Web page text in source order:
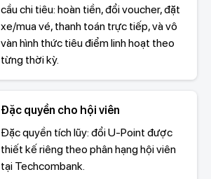
cầu chi tiêu: hoàn tiền, đổi voucher, đặt
xe/mua vé, thanh toán trực tiếp, và vô
vàn hình thức tiêu điểm linh hoạt theo
từng thời kỳ.
Đặc quyền cho hội viên
Đặc quyền tích lũy: đổi U-Point được
thiết kế riêng theo phân hạng hội viên
tại Techcombank.